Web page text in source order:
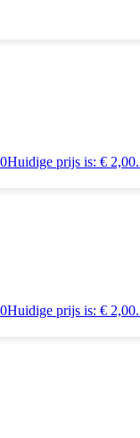
Huidige prijs is: € 2,00.
Huidige prijs is: € 2,00.